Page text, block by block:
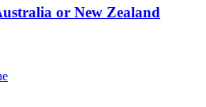
or New Zealand